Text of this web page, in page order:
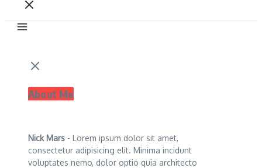
About Me
Nick Mars - Lorem ipsum dolor sit amet,
consectetur adipisicing elit. Minima incidunt
voluptates nemo, dolor optio quia architecto